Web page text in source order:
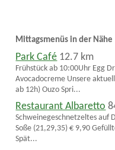
Mittagsmenüs in der Nähe
Park Café 12.7 km
Frühstück ab 10:00Uhr Egg
Avocadocreme Unsere
ab 12h) Ouzo Spri...
Restaurant Albaretto
Schweinegeschnetzeltes auf
Soße (21,29,35) € 9,90
Spät...